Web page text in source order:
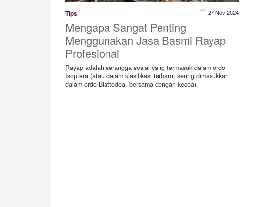
Tips 27 Nov 2024
Mengapa Sangat Penting
Menggunakan Jasa Basmi Rayap
Profesional
Rayap adalah serangga sosial yang termasuk dalam ordo
Isoptera (atau dalam klasifikasi terbaru, sering dimasukkan
dalam ordo Blattodea, bersama dengan kecoa).